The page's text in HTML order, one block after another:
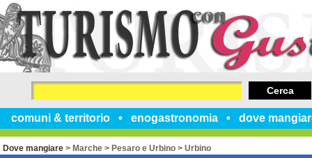
comuni & territorio enogastronomia dove
Cerca
Dove mangiare > Marche > Pesaro e Urbino > Urbino